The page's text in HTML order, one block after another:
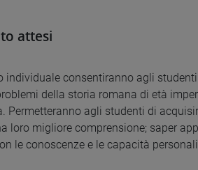
attesi
individuale consentiranno agli
della storia romana di età
Permetteranno agli studenti di
loro migliore comprensione; saper
le conoscenze e le capacità